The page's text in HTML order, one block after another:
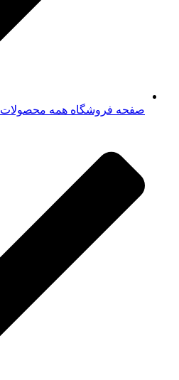
صفحه فروشگاه همه محصولات​